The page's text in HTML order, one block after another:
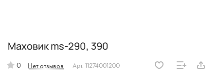
Маховик ms-290, 390
0 Нет отзывов Арт. 11274001200